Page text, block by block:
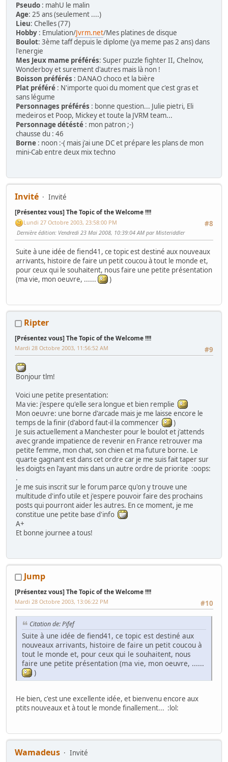
Pseudo : mahU le malin
Age: 25 ans (seulement ....)
Lieu: Chelles (77)
Hobby : Emulation/Jvrm.net/Mes platines de disque
Boulot: 3ème taff depuis le diplome (ya meme pas 2 ans) dans
l'energie
Mes Jeux mame préférés: Super puzzle fighter II, Chelnov,
Wonderboy et surement d'autres mais là non !
Boisson préférés : DANAO choco et la bière
Plat préféré : N'importe quoi du moment que c'est gras et
sans légume
Personnages préférés : bonne question... Julie pietri, Eli
medeiros et Poop, Mickey et toute la JVRM team...
Personnage détésté : mon patron ;-)
chausse du : 46
Borne : noon :-( mais j'ai une DC et prépare les plans de mon
mini-Cab entre deux mix techno
Invité Invité
[Présentez vous] The Topic of the Welcome !!!!
#8
Lundi 27 Octobre 2003, 23:58:00 PM
Dernière édition: Vendredi 23 Mai 2008, 10:39:04 AM par Misteriddler
Suite à une idée de fiend41, ce topic est destiné aux nouveaux
arrivants, histoire de faire un petit coucou à tout le monde et,
pour ceux qui le souhaitent, nous faire une petite présentation
(ma vie, mon oeuvre, ......
)
Ripter
[Présentez vous] The Topic of the Welcome !!!!
#9
Mardi 28 Octobre 2003, 11:56:52 AM
Bonjour tlm!
Voici une petite presentation:
Ma vie: j'espere qu'elle sera longue et bien remplie
Mon oeuvre: une borne d'arcade mais je me laisse encore le
temps de la finir (d'abord faut-il la commencer
)
Je suis actuellement a Manchester pour le boulot et j'attends
avec grande impatience de revenir en France retrouver ma
petite femme, mon chat, son chien et ma future borne. Le
quarte gagnant est dans cet ordre car je me suis fait taper sur
les doigts en l'ayant mis dans un autre ordre de priorite :oops:
.
Je me suis inscrit sur le forum parce qu'on y trouve une
multitude d'info utile et j'espere pouvoir faire des prochains
posts qui pourront aider les autres. En ce moment, je me
constitue une petite base d'info
A+
Et bonne journee a tous!
Jump
[Présentez vous] The Topic of the Welcome !!!!
#10
Mardi 28 Octobre 2003, 13:06:22 PM
Citation de: Pifef
Suite à une idée de fiend41, ce topic est destiné aux
nouveaux arrivants, histoire de faire un petit coucou à
tout le monde et, pour ceux qui le souhaitent, nous
faire une petite présentation (ma vie, mon oeuvre, ......
)
He bien, c'est une excellente idée, et bienvenu encore aux
ptits nouveaux et à tout le monde finallement... :lol:
Wamadeus Invité